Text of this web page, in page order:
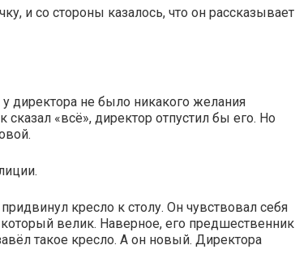
и со стороны казалось, что он рассказывает
директора не было никакого желания
«всё», директор отпустил бы его. Но
кресло к столу. Он чувствовал себя
велик. Наверное, его предшественник
такое кресло. А он новый. Директора